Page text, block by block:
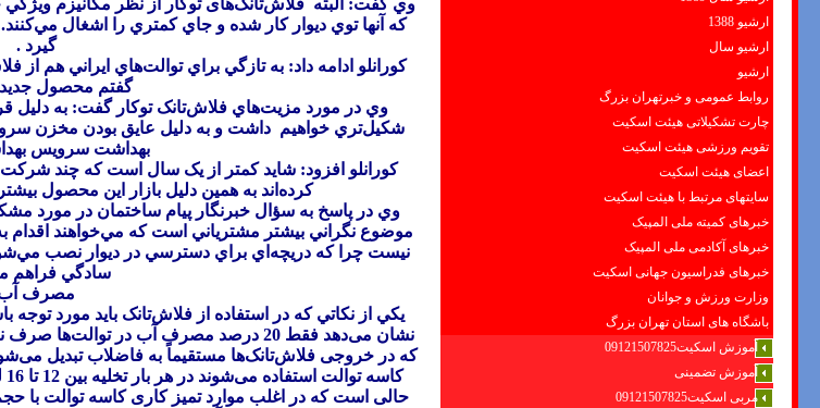
ارشیو 1388
ارشیو سال
ارشیو
روابط عمومی و خبرتهران بزرگ
چارت تشکیلاتی هیئت اسکیت
تقویم ورزشی هیئت اسکیت
اعضای هیئت اسکیت
سایتهای مرتبط با هیئت اسکیت
خبرهای کمیته ملی المپیک
خبرهای آکادمی ملی المپیک
خبرهای فدراسیون جهانی اسکیت
وزارت ورزش و جوانان
باشگاه های استان تهران بزرگ
آموزش اسکیت09121507825
آموزش تضمینی
مربی اسکیت09121507825
وي گفت: البته فلاش‌تانک‌های توكار از نظر مكانيزم ويژگي
كه آنها توي ديوار كار شده و جاي كمتري را اشغال
گيرد .
کورانلو ادامه داد: به تازگي براي توالت‌هاي ايراني هم
گفتم محصول
وي در مورد مزيت‌هاي فلاش‌تانک توكار گفت: به دليل
شكيل‌تري خواهيم داشت و به دليل عايق بودن مخزن
بهداشت سرويس
كورانلو افزود: شايد كمتر از یک سال است كه چند شركت
كرده‌اند به همين دليل بازار اين محصول
وي در پاسخ به سؤال خبرنگار پيام ساختمان در مورد
موضوع نگراني بيشتر مشترياني است كه مي‌خواهند اقدام
نيست چرا كه دريچه‌اي براي دسترسي در ديوار نصب
سادگي فراهم
مصرف
يكي از نكاتي كه در استفاده از فلاش‌تانک بايد مورد
که در خروجی فلاش‌تانک‌ها مستقیماً به فاضلاب تبدیل
حالی است که در اغلب موارد تمیز کاری کاسه توالت با